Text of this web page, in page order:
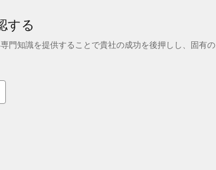
する
知識を提供することで貴社の成功を後押しし、固有